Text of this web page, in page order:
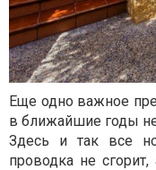
Еще одно важное
в ближайшие годы
Здесь и так все
проводка не